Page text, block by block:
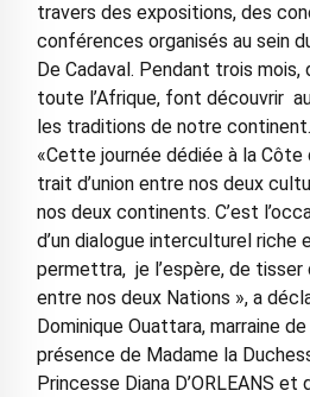
travers des expositions, des
conférences organisés au sein
De Cadaval. Pendant trois
toute l’Afrique, font découvrir
les traditions de notre continent.
«Cette journée dédiée à la Côte
trait d’union entre nos deux
nos deux continents. C’est
d’un dialogue interculturel riche
permettra, je l’espère, de tisser
entre nos deux Nations », a
Dominique Ouattara, marraine
présence de Madame la
Princesse Diana D’ORLEANS et